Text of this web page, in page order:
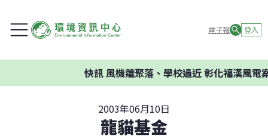
電子報 登入
快訊風機離聚落、學校過近 彰化福漢風電案
2003年06月10日
龍貓基金